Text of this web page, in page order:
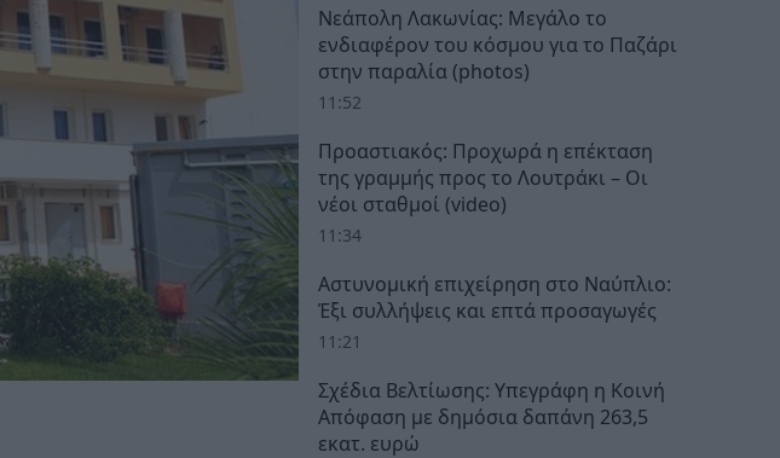
Νεάπολη Λακωνίας: Μεγάλο το
ενδιαφέρον του κόσμου για το Παζάρι
στην παραλία (photos)
11:52
Προαστιακός: Προχωρά η επέκταση
της γραμμής προς το Λουτράκι – Οι
νέοι σταθμοί (video)
11:34
Αστυνομική επιχείρηση στο Ναύπλιο:
Έξι συλλήψεις και επτά προσαγωγές
11:21
Σχέδια Βελτίωσης: Υπεγράφη η Κοινή
Απόφαση με δημόσια δαπάνη 263,5
εκατ. ευρώ